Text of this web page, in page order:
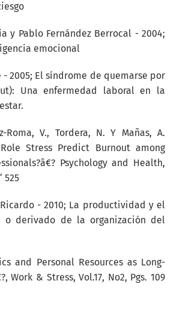
y Pablo Fernández Berrocal - 2004;
emocional
- 2005; El síndrome de quemarse por
Una enfermedad laboral en la
Roma, V., Tordera, N. Y Mañas, A.
Stress Predict Burnout among
Psychology and Health,
525
- 2010; La productividad y el
o derivado de la organización del
and Personal Resources as Long-
Work & Stress, Vol.17, No2, Pgs. 109